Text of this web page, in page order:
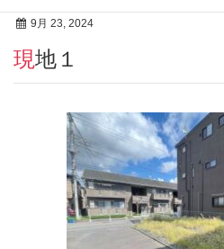
9月 23, 2024
現地１